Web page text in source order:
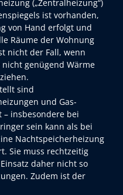
(„Zentralheizung“)
ist vorhanden,
von Hand erfolgt und
Räume der Wohnung
nicht der Fall, wenn
genügend Wärme
sind
und Gas-
insbesondere bei
sein kann als bei
Nachtspeicherheizung
Sie muss rechtzeitig
daher nicht so
Zudem ist der